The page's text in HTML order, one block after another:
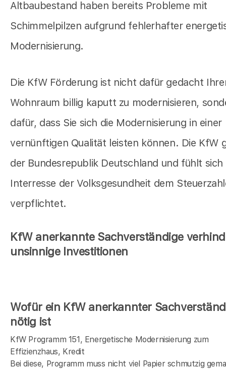
Altbaubestand haben bereits Probleme mit
Schimmelpilzen aufgrund fehlerhafter
Modernisierung.
Die KfW Förderung ist nicht dafür gedacht
Wohnraum billig kaputt zu modernisieren,
dafür, dass Sie sich die Modernisierung in einer
vernünftigen Qualität leisten können. Die KfW
der Bundesrepublik Deutschland und fühlt sich
Interresse der Volksgesundheit dem
verpflichtet.
KfW anerkannte Sachverständige
unsinnige Investitionen
Wofür ein KfW anerkannter
nötig ist
KfW Programm 151, Energetische Modernisierung zum
Effizienzhaus, Kredit
Bei diese, Programm muss nicht viel Papier schmutzig